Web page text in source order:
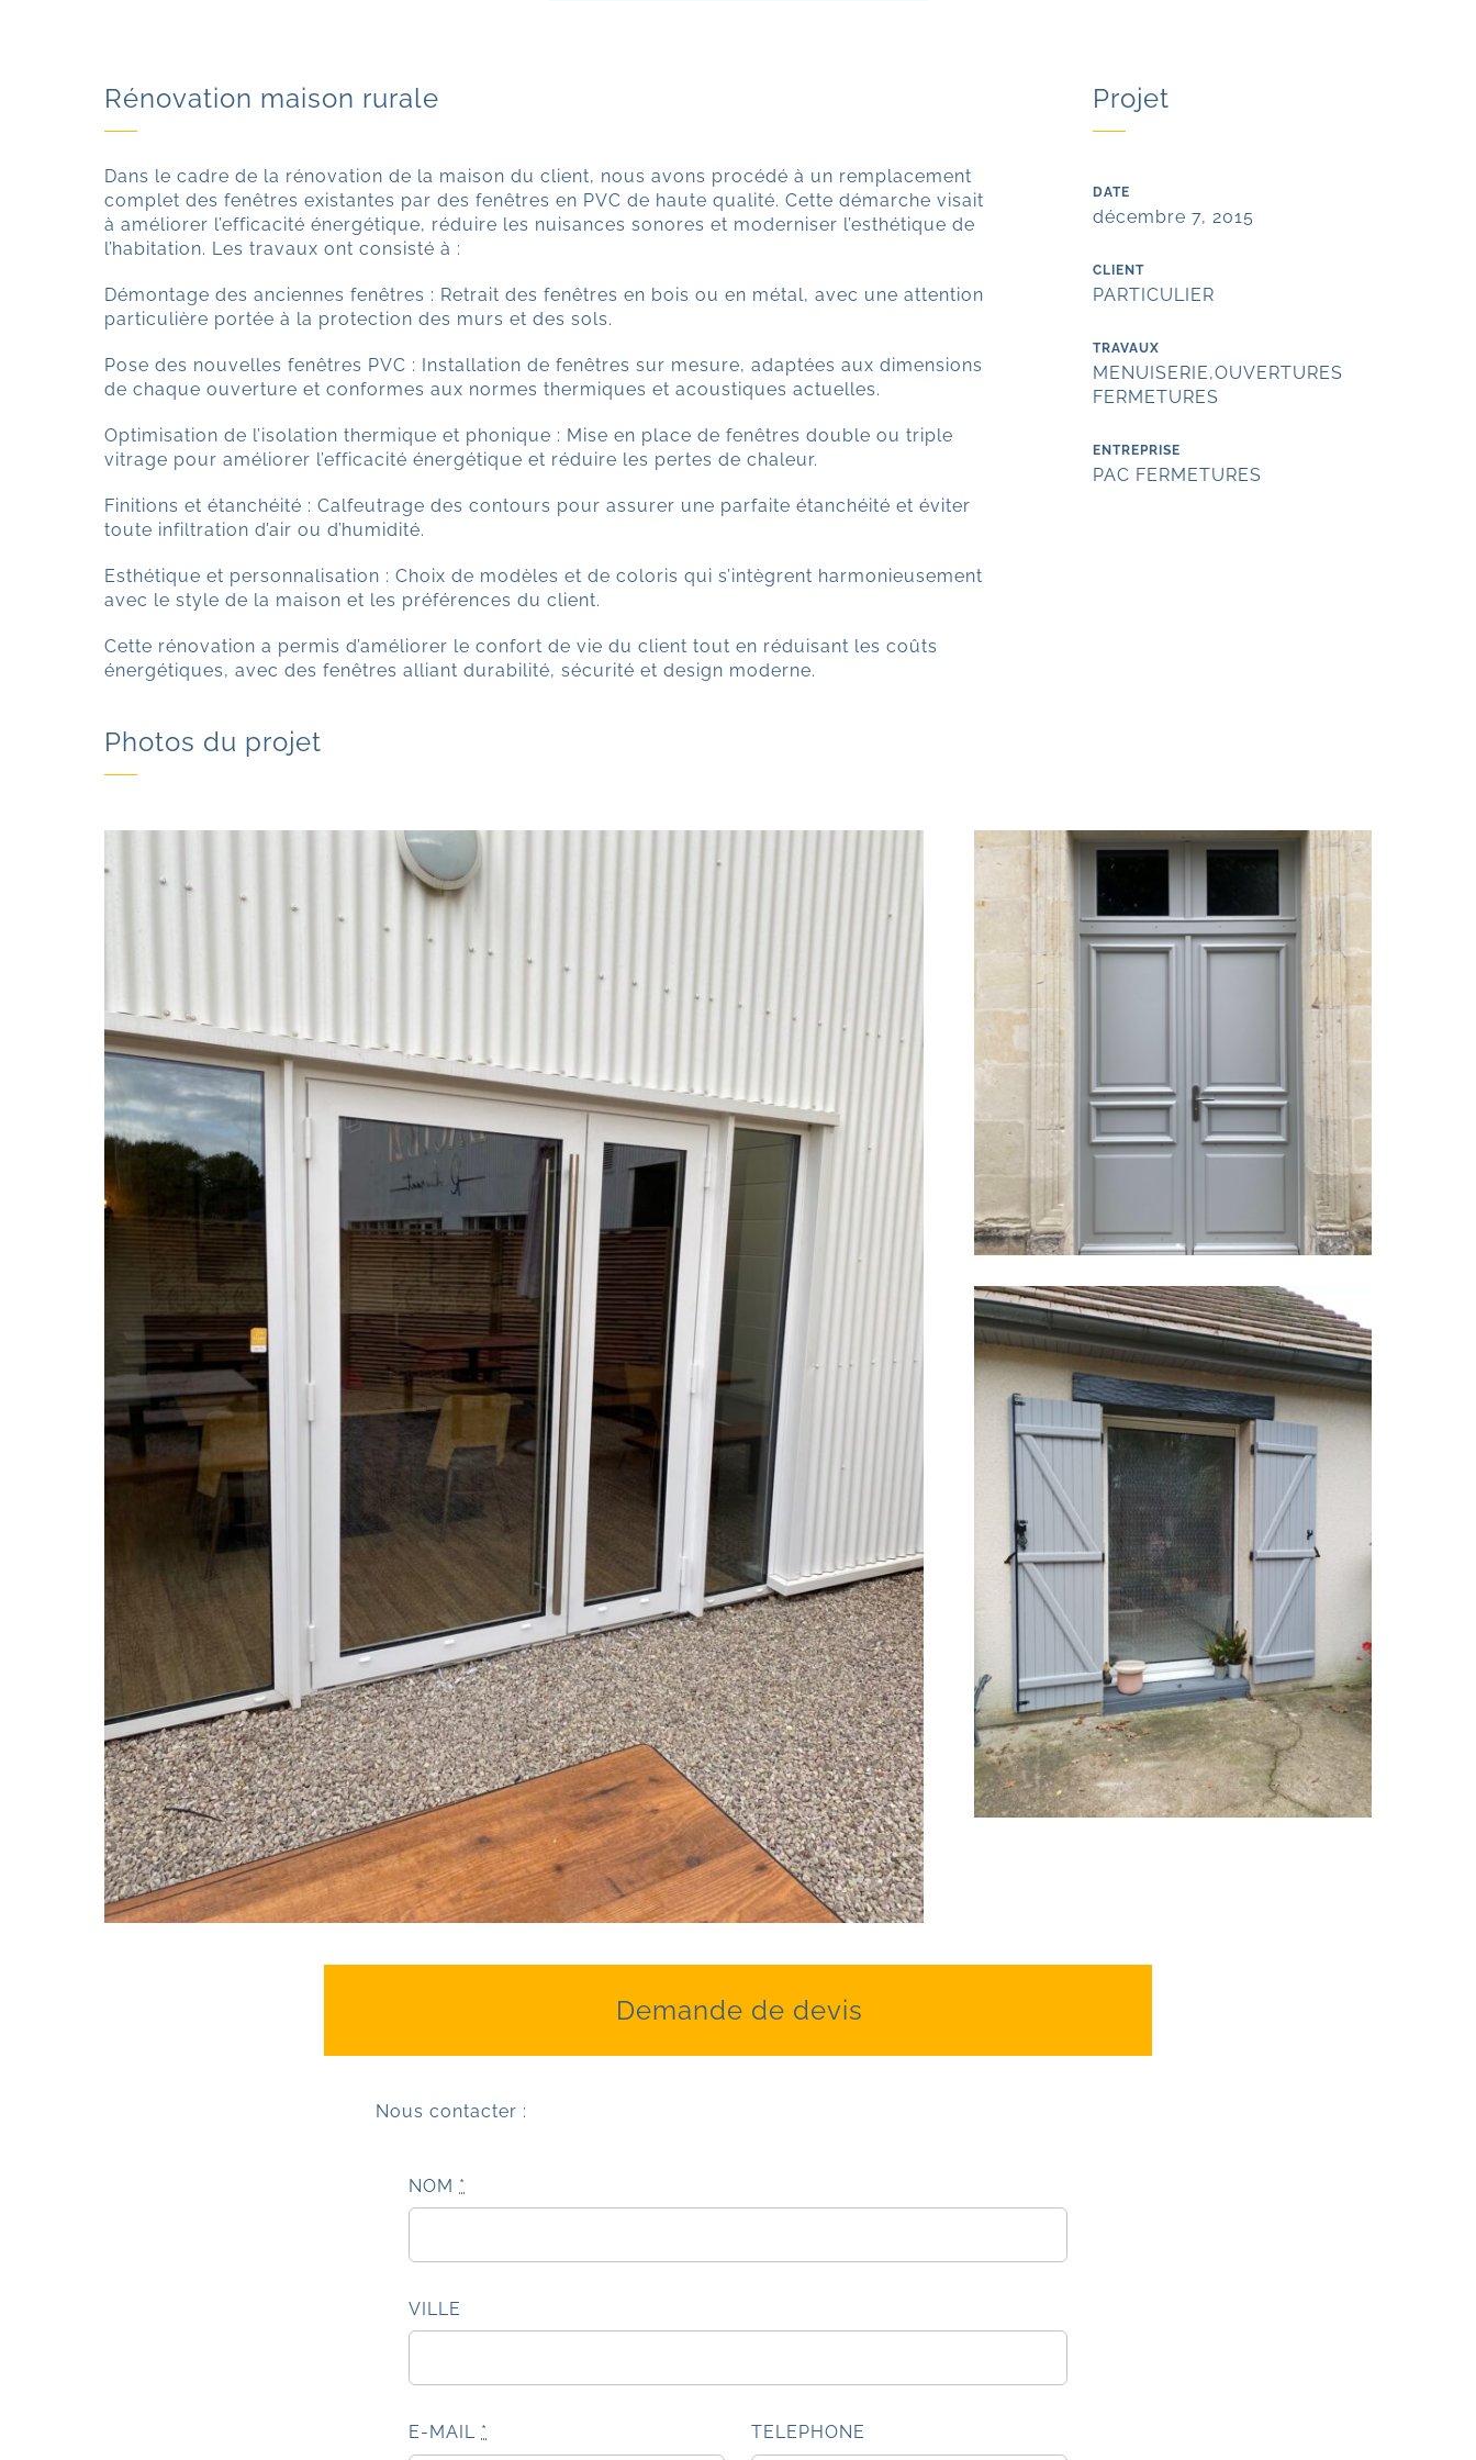
Rénovation maison rurale
Dans le cadre de la rénovation de la maison du client, nous avons procédé à un remplacement
complet des fenêtres existantes par des fenêtres en PVC de haute qualité. Cette démarche visait
à améliorer l’efficacité énergétique, réduire les nuisances sonores et moderniser l’esthétique de
l’habitation. Les travaux ont consisté à :
Démontage des anciennes fenêtres : Retrait des fenêtres en bois ou en métal, avec une attention
particulière portée à la protection des murs et des sols.
Pose des nouvelles fenêtres PVC : Installation de fenêtres sur mesure, adaptées aux dimensions
de chaque ouverture et conformes aux normes thermiques et acoustiques actuelles.
Optimisation de l’isolation thermique et phonique : Mise en place de fenêtres double ou triple
vitrage pour améliorer l’efficacité énergétique et réduire les pertes de chaleur.
Finitions et étanchéité : Calfeutrage des contours pour assurer une parfaite étanchéité et éviter
toute infiltration d’air ou d’humidité.
Esthétique et personnalisation : Choix de modèles et de coloris qui s’intègrent harmonieusement
avec le style de la maison et les préférences du client.
Cette rénovation a permis d’améliorer le confort de vie du client tout en réduisant les coûts
énergétiques, avec des fenêtres alliant durabilité, sécurité et design moderne.
Projet
DATE
décembre 7, 2015
CLIENT
PARTICULIER
TRAVAUX
MENUISERIE,OUVERTURES
FERMETURES
ENTREPRISE
PAC FERMETURES
Photos du projet
Demande de devis
Nous contacter :
NOM *
VILLE
E-MAIL * TELEPHONE